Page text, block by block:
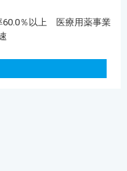
％以上 医療用薬事業